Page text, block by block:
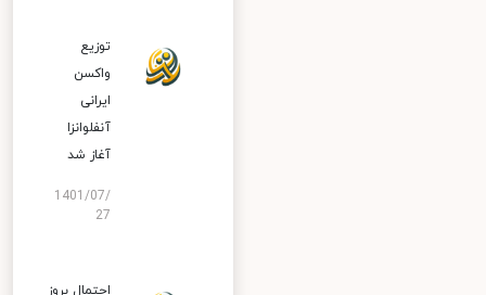
توزیع
واکسن
ایرانی
آنفلوانزا
آغاز شد
1401/07/
27
احتمال بروز